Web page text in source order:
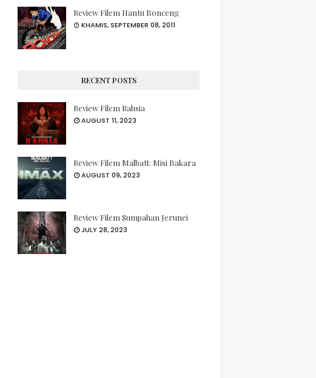
Review Filem Hantu Bonceng
KHAMIS, SEPTEMBER 08, 2011
RECENT POSTS
Review Filem Rahsia
AUGUST 11, 2023
Review Filem Malbatt: Misi Bakara
AUGUST 09, 2023
Review Filem Sumpahan Jerunei
JULY 28, 2023